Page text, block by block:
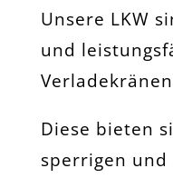
Unsere LKW
und
Diese bieten
sperrigen und